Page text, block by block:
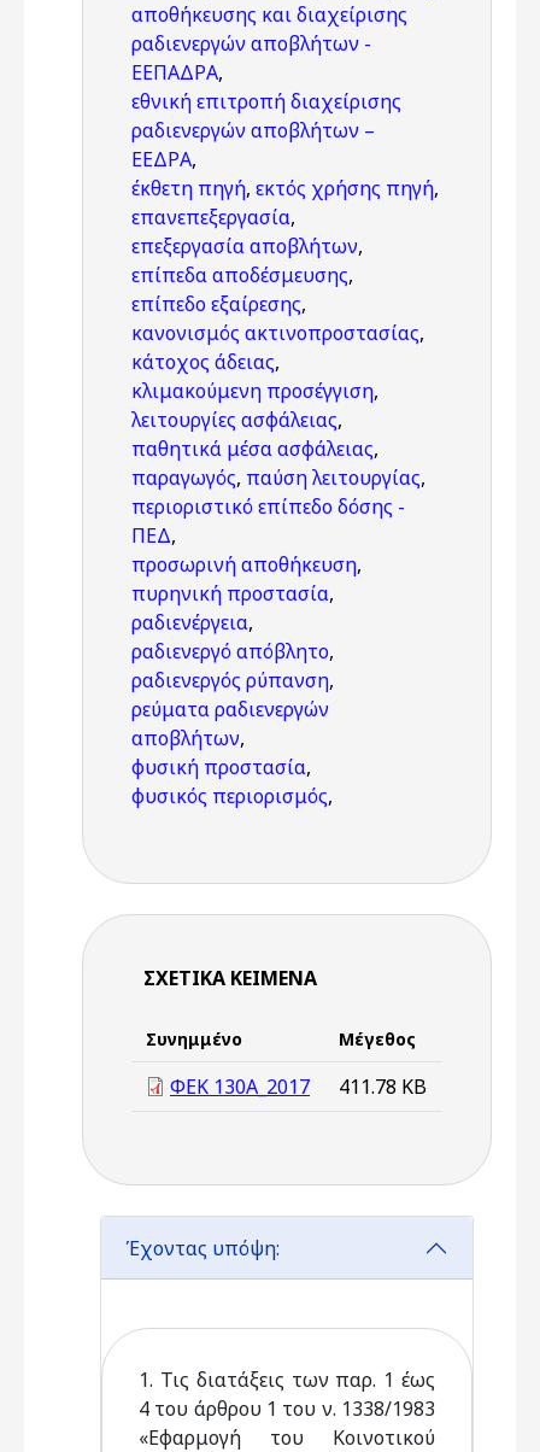
αποθήκευσης και διαχείρισης
ραδιενεργών αποβλήτων -
ΕΕΠΑΔΡΑ,
εθνική επιτροπή διαχείρισης
ραδιενεργών αποβλήτων –
ΕΕΔΡΑ,
έκθετη πηγή, εκτός χρήσης πηγή,
επανεπεξεργασία,
επεξεργασία αποβλήτων,
επίπεδα αποδέσμευσης,
επίπεδο εξαίρεσης,
κανονισμός ακτινοπροστασίας,
κάτοχος άδειας,
κλιμακούμενη προσέγγιση,
λειτουργίες ασφάλειας,
παθητικά μέσα ασφάλειας,
παραγωγός, παύση λειτουργίας,
περιοριστικό επίπεδο δόσης -
ΠΕΔ,
προσωρινή αποθήκευση,
πυρηνική προστασία,
ραδιενέργεια,
ραδιενεργό απόβλητο,
ραδιενεργός ρύπανση,
ρεύματα ραδιενεργών
αποβλήτων,
φυσική προστασία,
φυσικός περιορισμός,
ΣΧΕΤΙΚΆ ΚΕΊΜΕΝΑ
Συνημμένο Μέγεθος
ΦΕΚ 130Α_2017 411.78 KB
Έχοντας υπόψη:
1. Τις διατάξεις των παρ. 1 έως
4 του άρθρου 1 του ν. 1338/1983
«Εφαρμογή του Κοινοτικού